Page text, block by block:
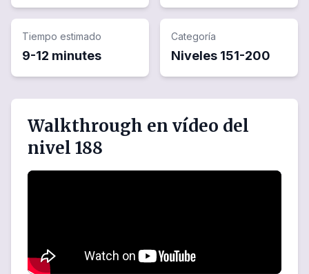
Tiempo estimado
9-12 minutes
Categoría
Niveles 151-200
Walkthrough en vídeo del
nivel 188